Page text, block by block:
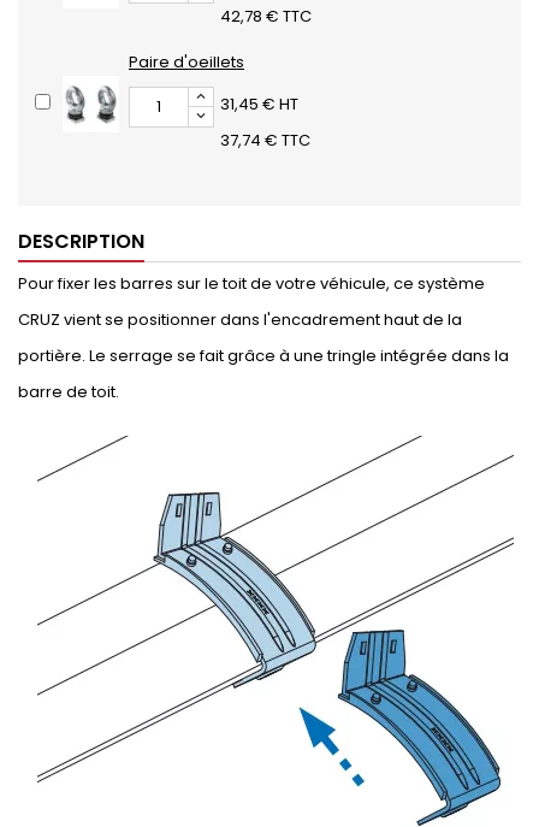
42,78 € TTC
Paire d'oeillets
31,45 € HT
37,74 € TTC
DESCRIPTION
Pour fixer les barres sur le toit de votre véhicule, ce système
CRUZ vient se positionner dans l'encadrement haut de la
portière. Le serrage se fait grâce à une tringle intégrée dans la
barre de toit.